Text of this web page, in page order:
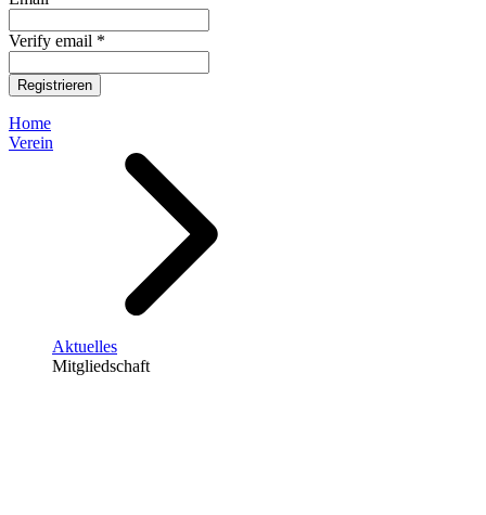
Verify email *
Registrieren
Home
Verein
Aktuelles
Mitgliedschaft